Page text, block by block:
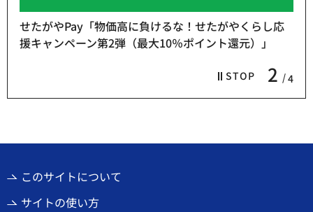
STOP 3 4
るな！せたがやくらし応
10％ポイント還元）」
熱中症予防「お休み処」
このサイトについて
サイトの使い方